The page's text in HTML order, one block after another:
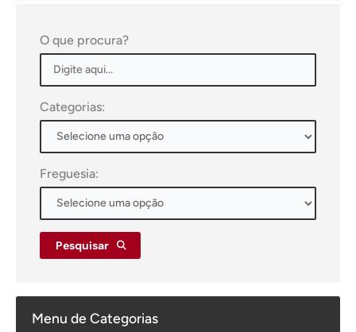
O que procura?
Categorias:
Freguesia:
Pesquisar
Menu de Categorias